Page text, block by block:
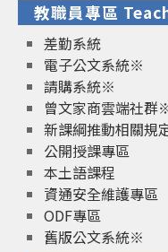
教職員專區
差勤系統
電子公文系統※
請購系統※
曾文家商雲端社群
新課綱推動相關規
公開授課專區
本土語課程
資通安全維護專區
ODF專區
舊版公文系統※